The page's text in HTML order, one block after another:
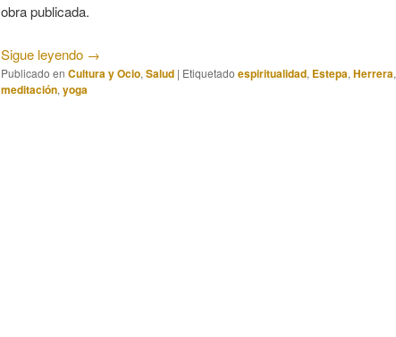
obra publicada.
Sigue leyendo →
Publicado en Cultura y Ocio, Salud | Etiquetado espiritualidad, Estepa, Herrera,
meditación, yoga